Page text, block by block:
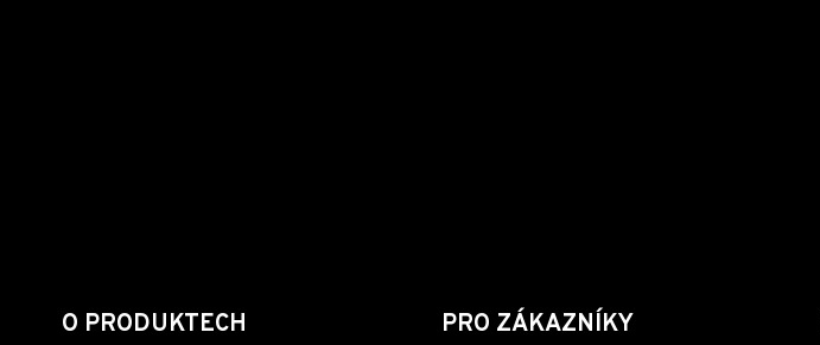
O PRODUKTECH PRO ZÁKAZNÍKY